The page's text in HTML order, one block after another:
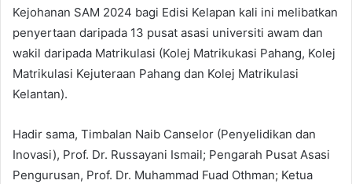
Kejohanan SAM 2024 bagi Edisi Kelapan kali ini melibatkan
penyertaan daripada 13 pusat asasi universiti awam dan
wakil daripada Matrikulasi (Kolej Matrikukasi Pahang, Kolej
Matrikulasi Kejuteraan Pahang dan Kolej Matrikulasi
Kelantan).
Hadir sama, Timbalan Naib Canselor (Penyelidikan dan
Inovasi), Prof. Dr. Russayani Ismail; Pengarah Pusat Asasi
Pengurusan, Prof. Dr. Muhammad Fuad Othman; Ketua